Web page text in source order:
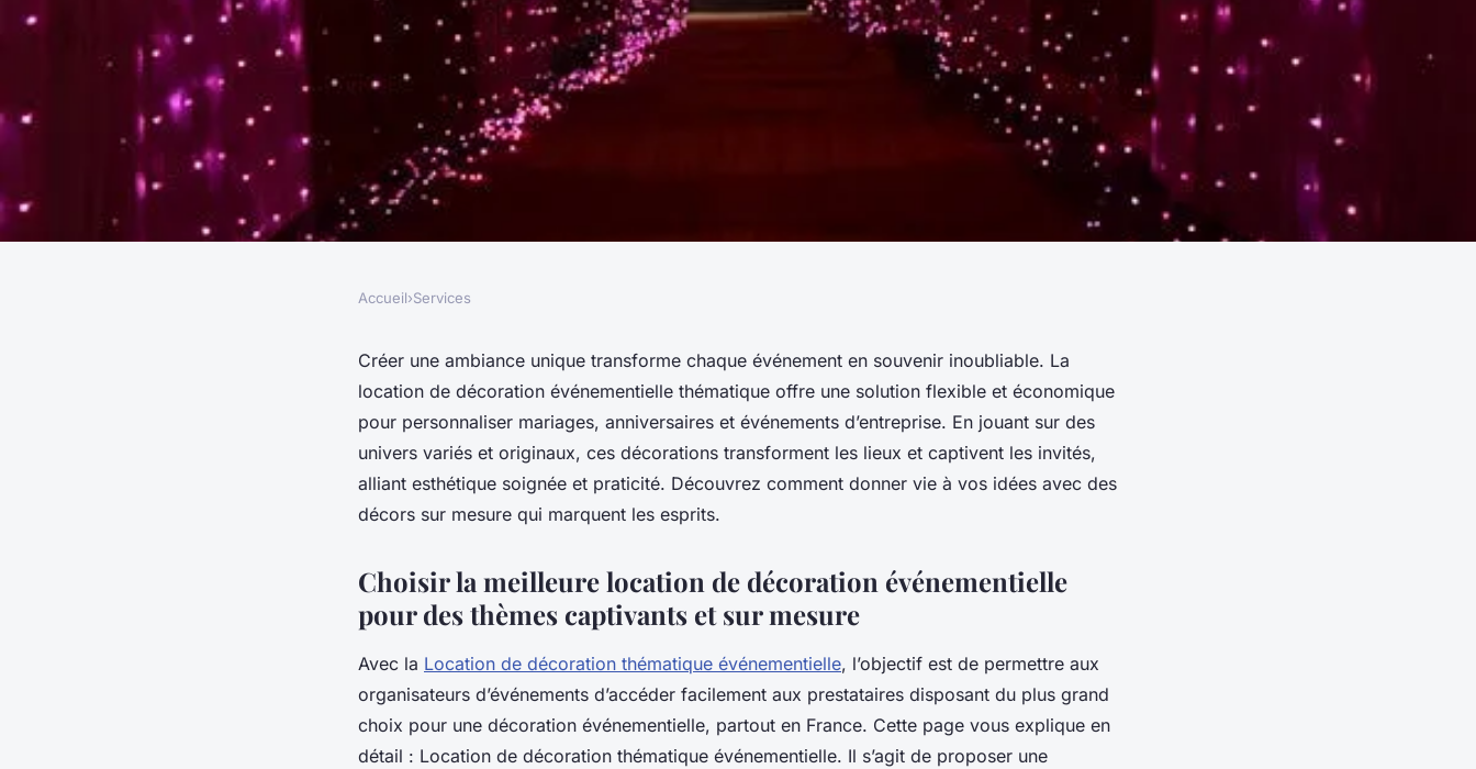
Des thèmes captivants pour votre
location de décoration événementielle
Accueil›Services
Créer une ambiance unique transforme chaque événement en souvenir inoubliable. La
location de décoration événementielle thématique offre une solution flexible et économique
pour personnaliser mariages, anniversaires et événements d’entreprise. En jouant sur des
univers variés et originaux, ces décorations transforment les lieux et captivent les invités,
alliant esthétique soignée et praticité. Découvrez comment donner vie à vos idées avec des
décors sur mesure qui marquent les esprits.
Choisir la meilleure location de décoration événementielle
pour des thèmes captivants et sur mesure
Avec la Location de décoration thématique événementielle, l’objectif est de permettre aux
organisateurs d’événements d’accéder facilement aux prestataires disposant du plus grand
choix pour une décoration événementielle, partout en France. Cette page vous explique en
détail : Location de décoration thématique événementielle. Il s’agit de proposer une